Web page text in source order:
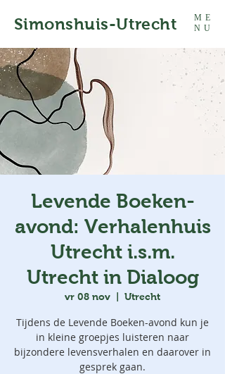
ME
NU
Simonshuis-Utrecht
Levende Boeken-
avond: Verhalenhuis
Utrecht i.s.m.
Utrecht in Dialoog
vr 08 nov Utrecht
Tijdens de Levende Boeken-avond kun je
in kleine groepjes luisteren naar
bijzondere levensverhalen en daarover in
gesprek gaan.